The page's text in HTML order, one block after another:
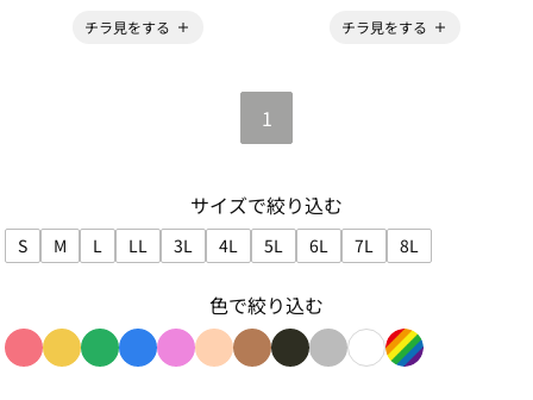
チラ見をする
チラ見をする
1
サイズで絞り込む
S
サイズで絞り込み: S
M
サイズで絞り込み: M
L
サイズで絞り込み: L
LL
サイズで絞り込み: LL
3L
サイズで絞り込み: 3L
4L
サイズで絞り込み: 4L
5L
サイズで絞り込み: 5L
6L
サイズで絞り込み: 6L
7L
サイズで絞り込み: 7L
8L
サイズで絞り込
色で絞り込む